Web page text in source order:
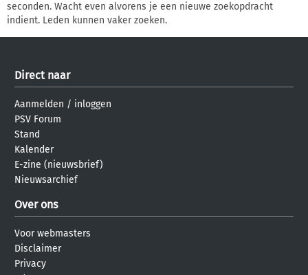
seconden. Wacht even alvorens je een nieuwe zoekopdracht
indient. Leden kunnen vaker zoeken.
Direct naar
Aanmelden / inloggen
PSV Forum
Stand
Kalender
E-zine (nieuwsbrief)
Nieuwsarchief
Over ons
Voor webmasters
Disclaimer
Privacy